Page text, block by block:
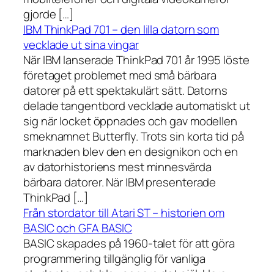
gjorde […]
IBM ThinkPad 701 – den lilla datorn som
vecklade ut sina vingar
När IBM lanserade ThinkPad 701 år 1995 löste
företaget problemet med små bärbara
datorer på ett spektakulärt sätt. Datorns
delade tangentbord vecklade automatiskt ut
sig när locket öppnades och gav modellen
smeknamnet Butterfly. Trots sin korta tid på
marknaden blev den en designikon och en
av datorhistoriens mest minnesvärda
bärbara datorer. När IBM presenterade
ThinkPad […]
Från stordator till Atari ST – historien om
BASIC och GFA BASIC
BASIC skapades på 1960-talet för att göra
programmering tillgänglig för vanliga